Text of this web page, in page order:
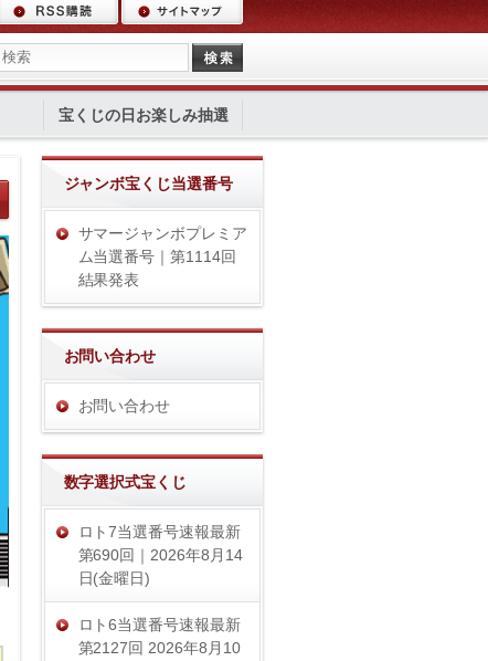
宝くじの日お楽しみ抽選
ジャンボ宝くじ当選番号
サマージャンボプレミア
ム当選番号｜第1114回
結果発表
お問い合わせ
お問い合わせ
数字選択式宝くじ
ロト7当選番号速報最新
第690回｜2026年8月14
日(金曜日)
ロト6当選番号速報最新
第2127回 2026年8月10